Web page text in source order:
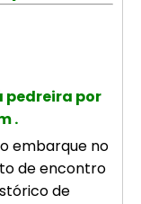
4
pedreira por
.
embarque no
de encontro
de